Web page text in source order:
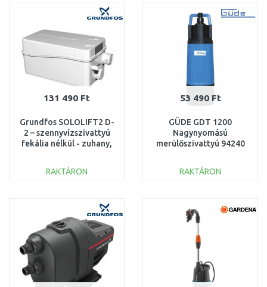
Összehasonlítás
131 490 Ft
Grundfos SOLOLIFT2 D-
2 – szennyvízszivattyú
fekália nélkül - zuhany,
RAKTÁRON
53 490 Ft
GÜDE GDT 1200
Nagynyomású
merülőszivattyú 94240
RAKTÁRON
Összehasonlítás